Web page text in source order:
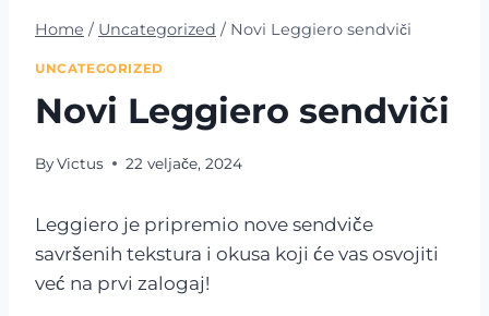
Home / Uncategorized / Novi Leggiero sendviči
UNCATEGORIZED
Novi Leggiero sendviči
ByVictus 22 veljače, 2024
Leggiero je pripremio nove sendviče
savršenih tekstura i okusa koji će vas osvojiti
već na prvi zalogaj!